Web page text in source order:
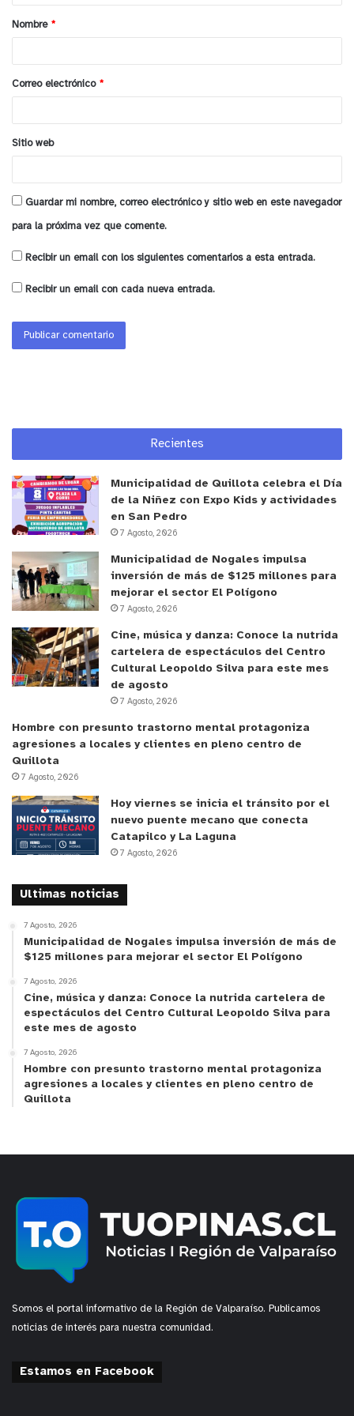
Finalmente, Martínez planteó que el próximo ciclo
ejes fundamentales: acceso al crédito, subsidios
bien focalizados y una simplificación regulatoria
las familias puede permitir reducir de una vez por
concluyó.
y tú, ¿qué opinas?
a
r
*
Nombre *
Correo electrónico *
Sitio web
Guardar mi nombre, correo electrónico y sitio web en este navegador
para la próxima vez que comente.
Recibir un email con los siguientes comentarios a esta entrada.
Recibir un email con cada nueva entrada.
Recientes
Municipalidad de Quillota celebra el Día
de la Niñez con Expo Kids y actividades
en San Pedro
7 Agosto, 2026
Municipalidad de Nogales impulsa
inversión de más de $125 millones para
mejorar el sector El Polígono
7 Agosto, 2026
Cine, música y danza: Conoce la nutrida
cartelera de espectáculos del Centro
Cultural Leopoldo Silva para este mes
de agosto
7 Agosto, 2026
Hombre con presunto trastorno mental protagoniza
agresiones a locales y clientes en pleno centro de
Quillota
7 Agosto, 2026
Hoy viernes se inicia el tránsito por el
nuevo puente mecano que conecta
Catapilco y La Laguna
7 Agosto, 2026
Ultimas noticias
7 Agosto, 2026
Municipalidad de Nogales impulsa inversión de más de
$125 millones para mejorar el sector El Polígono
7 Agosto, 2026
Cine, música y danza: Conoce la nutrida cartelera de
espectáculos del Centro Cultural Leopoldo Silva para
este mes de agosto
7 Agosto, 2026
Hombre con presunto trastorno mental protagoniza
agresiones a locales y clientes en pleno centro de
Quillota
Somos el portal informativo de la Región de Valparaíso. Publicamos
noticias de interés para nuestra comunidad.
Estamos en Facebook